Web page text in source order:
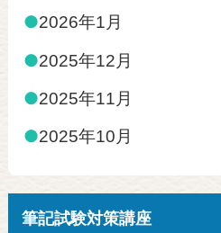
●2026年1月
●2025年12月
●2025年11月
●2025年10月
筆記試験対策講座